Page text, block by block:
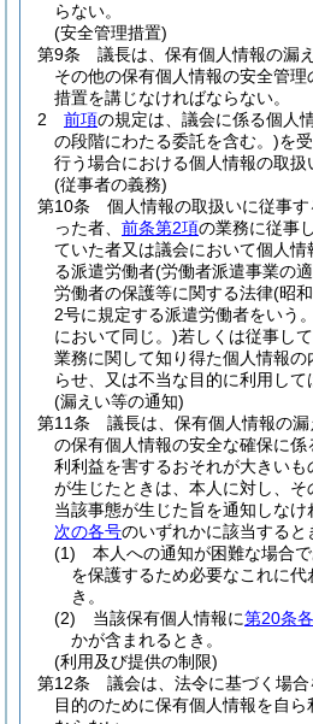
らない。
(安全管理措置)
第9条
議長は、保有個人情報の漏
その他の保有個人情報の安全管
措置を講じなければならない。
2
前項の規定は、議会に係る個人
の段階にわたる委託を含む。)を
行う場合における個人情報の取扱
(従事者の義務)
第10条
個人情報の取扱いに従事
った者、 前条第2項の業務に従事
ていた者又は議会において個人
る派遣労働者(労働者派遣事業の
労働者の保護等に関する法律(昭
2号に規定する派遣労働者をいう
において同じ。)若しくは従事し
業務に関して知り得た個人情報
らせ、又は不当な目的に利用して
(漏えい等の通知)
第11条
議長は、保有個人情報の
の保有個人情報の安全な確保に
利利益を害するおそれが大きい
が生じたときは、本人に対し、そ
当該事態が生じた旨を通知しなけ
次の各号のいずれかに該当すると
(1)
本人への通知が困難な場合
を保護するため必要なこれに代
き。
(2)
当該保有個人情報に第20条
かが含まれるとき。
(利用及び提供の制限)
第12条
議会は、法令に基づく場
目的のために保有個人情報を自